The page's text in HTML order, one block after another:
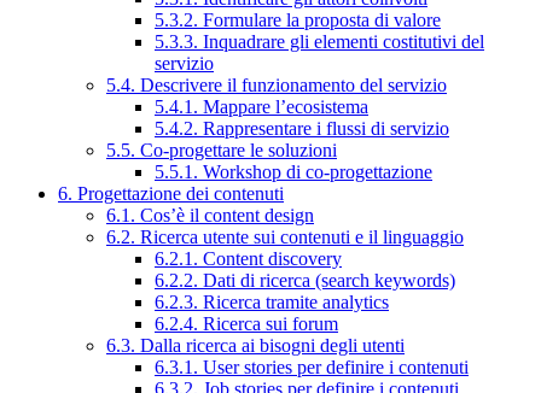
5.3.2. Formulare la proposta di valore
5.3.3. Inquadrare gli elementi costitutivi del
servizio
5.4. Descrivere il funzionamento del servizio
5.4.1. Mappare l’ecosistema
5.4.2. Rappresentare i flussi di servizio
5.5. Co-progettare le soluzioni
5.5.1. Workshop di co-progettazione
6. Progettazione dei contenuti
6.1. Cos’è il content design
6.2. Ricerca utente sui contenuti e il linguaggio
6.2.1. Content discovery
6.2.2. Dati di ricerca (search keywords)
6.2.3. Ricerca tramite analytics
6.2.4. Ricerca sui forum
6.3. Dalla ricerca ai bisogni degli utenti
6.3.1. User stories per definire i contenuti
6.3.2. Job stories per definire i contenuti